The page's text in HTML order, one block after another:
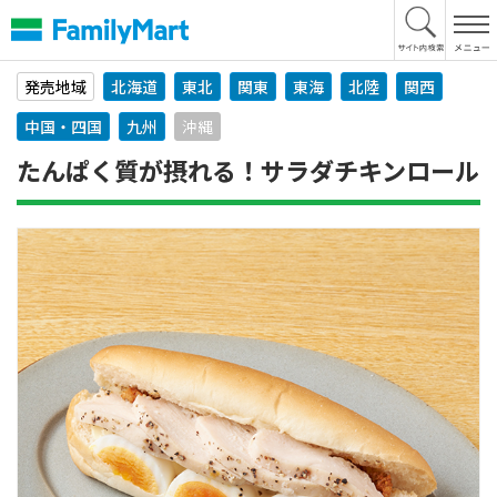
文
へ
発売地域
北海道 東北 関東 東海 北陸
関西
中国・四国
九州 沖縄
たんぱく質が摂れる！サラダチキンロール